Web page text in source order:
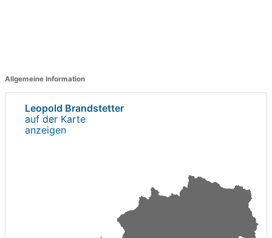
Allgemeine Information
Leopold Brandstetter
auf der Karte
anzeigen